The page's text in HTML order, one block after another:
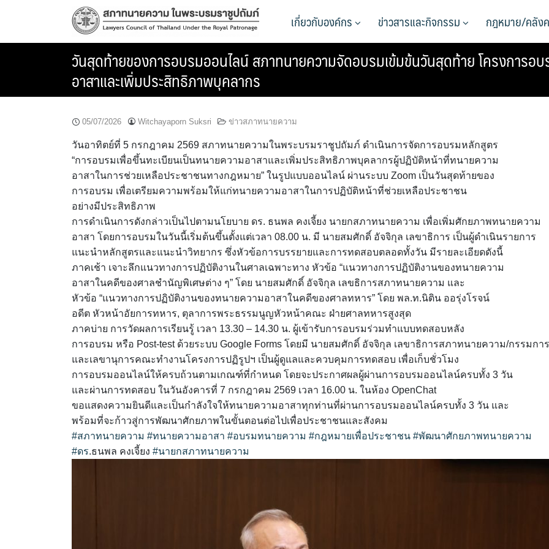
เกี่ยวกับองค์กร ข่าวสารและกิจกรรม กฎหมาย/คลัง
วันสุดท้ายของการอบรมออนไลน์ สภาทนายความจัดอบรมเข้มข้นวันสุดท้าย โครงการอ
อาสาและเพิ่มประสิทธิภาพบุคลากร
05/07/2026 Witchayaporn Suksri ข่าวสภาทนายความ
วันอาทิตย์ที่ 5 กรกฎาคม 2569 สภาทนายความในพระบรมราชูปถัมภ์ ดำเนินการจัดการอบรมหลักสูตร
“การอบรมเพื่อขึ้นทะเบียนเป็นทนายความอาสาและเพิ่มประสิทธิภาพบุคลากรผู้ปฏิบัติหน้าที่ทนายความ
อาสาในการช่วยเหลือประชาชนทางกฎหมาย” ในรูปแบบออนไลน์ ผ่านระบบ Zoom เป็นวันสุดท้ายของ
การอบรม เพื่อเตรียมความพร้อมให้แก่ทนายความอาสาในการปฏิบัติหน้าที่ช่วยเหลือประชาชน
อย่างมีประสิทธิภาพ
การดำเนินการดังกล่าวเป็นไปตามนโยบาย ดร. ธนพล คงเจี้ยง นายกสภาทนายความ เพื่อเพิ่มศักยภาพทนายความ
อาสา โดยการอบรมในวันนี้เริ่มต้นขึ้นตั้งแต่เวลา 08.00 น. มี นายสมศักดิ์ อัจจิกุล เลขาธิการ เป็นผู้ดำเนินรายการ
แนะนำหลักสูตรและแนะนำวิทยากร ซึ่งหัวข้อการบรรยายและการทดสอบตลอดทั้งวัน มีรายละเอียดดังนี้
ภาคเช้า เจาะลึกแนวทางการปฏิบัติงานในศาลเฉพาะทาง หัวข้อ “แนวทางการปฏิบัติงานของทนายความ
อาสาในคดีของศาลชำนัญพิเศษต่าง ๆ” โดย นายสมศักดิ์ อัจจิกุล เลขธิการสภาทนายความ และ
หัวข้อ “แนวทางการปฏิบัติงานของทนายความอาสาในคดีของศาลทหาร” โดย พล.ท.นิติน ออรุ่งโรจน์
อดีต หัวหน้าอัยการทหาร, ตุลาการพระธรรมนูญหัวหน้าคณะ ฝ่ายศาลทหารสูงสุด
ภาคบ่าย การวัดผลการเรียนรู้ เวลา 13.30 – 14.30 น. ผู้เข้ารับการอบรมร่วมทำแบบทดสอบหลัง
การอบรม หรือ Post-test ด้วยระบบ Google Forms โดยมี นายสมศักดิ์ อัจจิกุล เลขาธิการสภาทนายความ/กรรมการ
และเลขานุการคณะทำงานโครงการปฏิรูปฯ เป็นผู้ดูแลและควบคุมการทดสอบ เพื่อเก็บชั่วโมง
การอบรมออนไลน์ให้ครบถ้วนตามเกณฑ์ที่กำหนด โดยจะประกาศผลผู้ผ่านการอบรมออนไลน์ครบทั้ง 3 วัน
และผ่านการทดสอบ ในวันอังคารที่ 7 กรกฎาคม 2569 เวลา 16.00 น. ในห้อง OpenChat
ขอแสดงความยินดีและเป็นกำลังใจให้ทนายความอาสาทุกท่านที่ผ่านการอบรมออนไลน์ครบทั้ง 3 วัน และ
พร้อมที่จะก้าวสู่การพัฒนาศักยภาพในขั้นตอนต่อไปเพื่อประชาชนและสังคม
#สภาทนายความ #ทนายความอาสา #อบรมทนายความ #กฎหมายเพื่อประชาชน #พัฒนาศักยภาพทนายความ
#ดร.ธนพล คงเจี้ยง #นายกสภาทนายความ